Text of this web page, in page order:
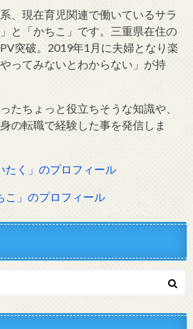
、現在育児関連で働いているサラ
と「かちこ」です。三重県在住の
突破。2019年1月に夫婦となり楽
ってみないとわからない」が持
たちょっと役立ちそうな知識や、
の転職で経験した事を発信しま
たく」のプロフィール
こ」のプロフィール